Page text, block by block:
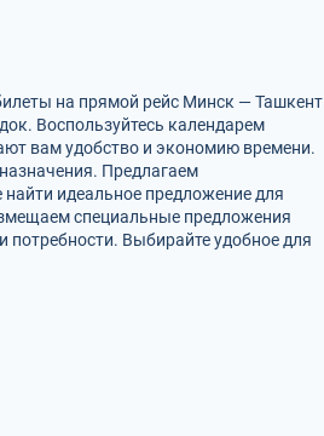
на прямой рейс Минск — Ташкент
Воспользуйтесь календарем
вам удобство и экономию времени.
Предлагаем
идеальное предложение для
специальные предложения
Выбирайте удобное для